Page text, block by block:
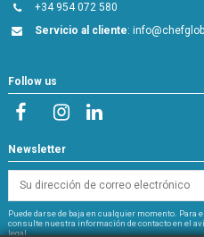
+34 954 072 580
Servicio al cliente:
Follow us
Newsletter
Puede darse de baja en cualquier momento. Para
consulte nuestra información de contacto en el
legal.